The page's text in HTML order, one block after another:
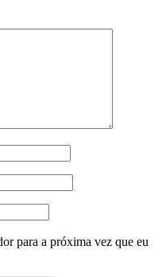
para a próxima vez que eu